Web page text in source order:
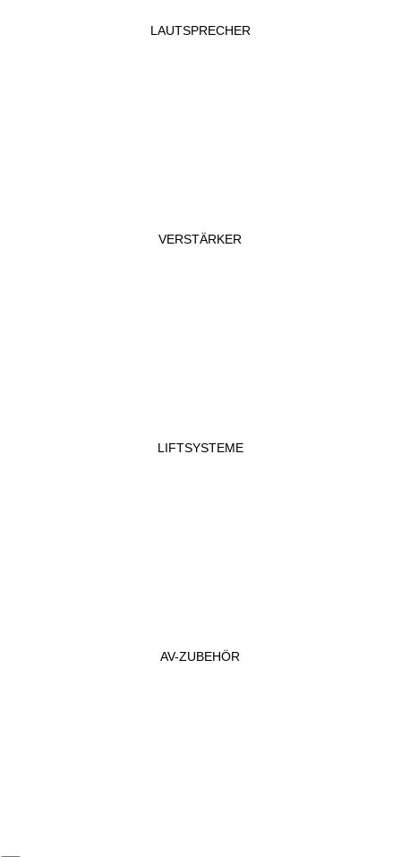
LAUTSPRECHER
VERSTÄRKER
LIFTSYSTEME
AV-ZUBEHÖR